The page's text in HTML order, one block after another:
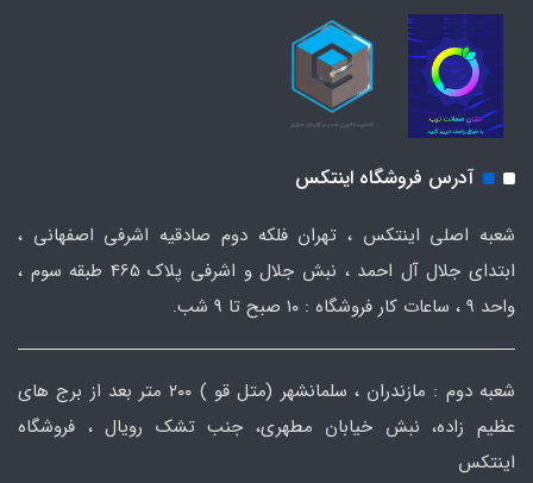
آدرس فروشگاه اینتکس
شعبه اصلی اینتکس ، تهران فلکه دوم صادقیه اشرفی اصفهانی ،
ابتدای جلال آل احمد ، نبش جلال و اشرفی پلاک 465 طبقه سوم ،
واحد ۹ ، ساعات کار فروشگاه : ۱۰ صبح تا ۹ شب.
شعبه دوم : مازندران ، سلمانشهر (متل قو ) ۲۰۰ متر بعد از برج های
عظیم زاده، نبش خیابان مطهری، جنب تشک رویال ، فروشگاه
اینتکس